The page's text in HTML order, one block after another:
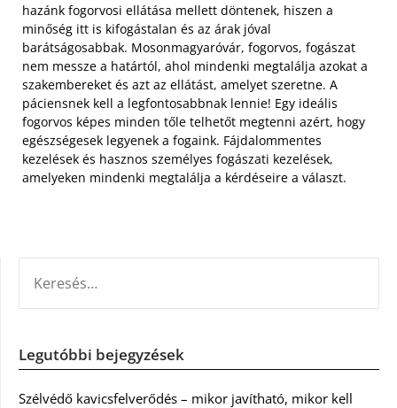
hazánk fogorvosi ellátása mellett döntenek, hiszen a
minőség itt is kifogástalan és az árak jóval
barátságosabbak. Mosonmagyaróvár, fogorvos, fogászat
nem messze a határtól, ahol mindenki megtalálja azokat a
szakembereket és azt az ellátást, amelyet szeretne. A
páciensnek kell a legfontosabbnak lennie! Egy ideális
fogorvos képes minden tőle telhetőt megtenni azért, hogy
egészségesek legyenek a fogaink. Fájdalommentes
kezelések és hasznos személyes fogászati kezelések,
amelyeken mindenki megtalálja a kérdéseire a választ.
Legutóbbi bejegyzések
Szélvédő kavicsfelverődés – mikor javítható, mikor kell